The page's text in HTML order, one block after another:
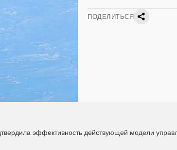
ПОДЕЛИТЬСЯ
эффективность действующей модели